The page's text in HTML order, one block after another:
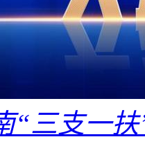
“三支一